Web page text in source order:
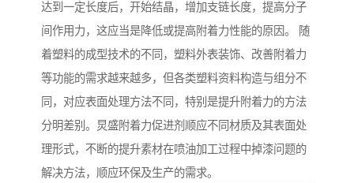
达到一定长度后，开始结晶，增加支链长度，提高分子
间作用力，这应当是降低或提高附着力性能的原因。 随
着塑料的成型技术的不同，塑料外表装饰、改善附着力
等功能的需求越来越多，但各类塑料资料构造与组分不
同，对应表面处理方法不同，特别是提升附着力的方法
分明差别。炅盛附着力促进剂顺应不同材质及其表面处
理形式，不断的提升素材在喷油加工过程中掉漆问题的
解决方法，顺应环保及生产的需求。